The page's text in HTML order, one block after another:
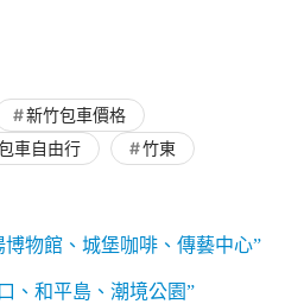
新竹包車價格
車自由行
竹東
博物館、城堡咖啡、傳藝中心”
、和平島、潮境公園”